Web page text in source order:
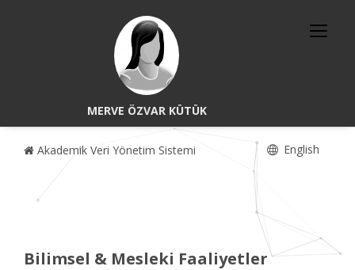
MERVE ÖZVAR KÜTÜK
Akademik Veri Yönetim Sistemi English
Bilimsel & Mesleki Faaliyetler